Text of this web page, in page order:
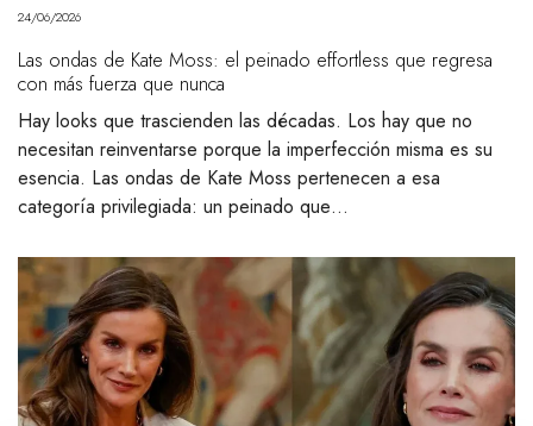
24/06/2026
Las ondas de Kate Moss: el peinado effortless que regresa
con más fuerza que nunca
Hay looks que trascienden las décadas. Los hay que no
necesitan reinventarse porque la imperfección misma es su
esencia. Las ondas de Kate Moss pertenecen a esa
categoría privilegiada: un peinado que…